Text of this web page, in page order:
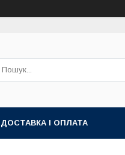
ДОСТАВКА І ОПЛАТА